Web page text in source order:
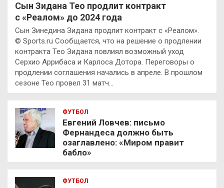
Сын Зидана Тео продлит контракт
с «Реалом» до 2024 года
Сын Зинедина Зидана продлит контракт с «Реалом».
© Sports.ru Сообщается, что на решение о продлении
контракта Тео Зидана повлиял возможный уход
Серхио Аррибаса и Карлоса Дотора. Переговоры о
продлении соглашения начались в апреле. В прошлом
сезоне Тео провел 31 матч…
ФУТБОЛ
Евгений Ловчев: письмо
Фернандеса должно быть
озаглавлено: «Миром правит
бабло»
ФУТБОЛ